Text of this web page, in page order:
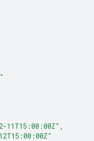
11T15:00:00Z" ,